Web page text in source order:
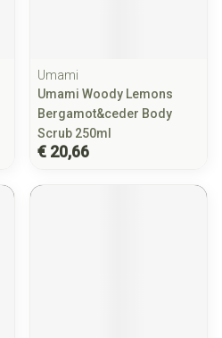
Umami
Umami Woody Lemons
Bergamot&ceder Body
Scrub 250ml
€ 20,66